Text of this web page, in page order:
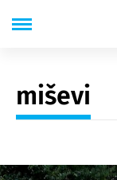
miševi